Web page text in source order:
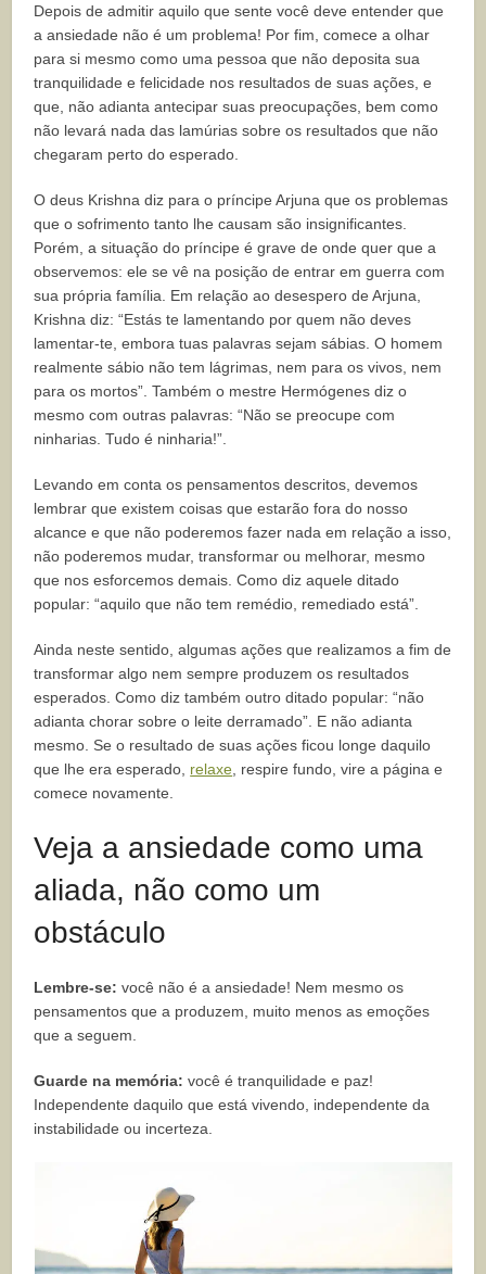
Depois de admitir aquilo que sente você deve entender que
a ansiedade não é um problema! Por fim, comece a olhar
para si mesmo como uma pessoa que não deposita sua
tranquilidade e felicidade nos resultados de suas ações, e
que, não adianta antecipar suas preocupações, bem como
não levará nada das lamúrias sobre os resultados que não
chegaram perto do esperado.
O deus Krishna diz para o príncipe Arjuna que os problemas
que o sofrimento tanto lhe causam são insignificantes.
Porém, a situação do príncipe é grave de onde quer que a
observemos: ele se vê na posição de entrar em guerra com
sua própria família. Em relação ao desespero de Arjuna,
Krishna diz: “Estás te lamentando por quem não deves
lamentar-te, embora tuas palavras sejam sábias. O homem
realmente sábio não tem lágrimas, nem para os vivos, nem
para os mortos”. Também o mestre Hermógenes diz o
mesmo com outras palavras: “Não se preocupe com
ninharias. Tudo é ninharia!”.
Levando em conta os pensamentos descritos, devemos
lembrar que existem coisas que estarão fora do nosso
alcance e que não poderemos fazer nada em relação a isso,
não poderemos mudar, transformar ou melhorar, mesmo
que nos esforcemos demais. Como diz aquele ditado
popular: “aquilo que não tem remédio, remediado está”.
Ainda neste sentido, algumas ações que realizamos a fim de
transformar algo nem sempre produzem os resultados
esperados. Como diz também outro ditado popular: “não
adianta chorar sobre o leite derramado”. E não adianta
mesmo. Se o resultado de suas ações ficou longe daquilo
que lhe era esperado, relaxe, respire fundo, vire a página e
comece novamente.
Veja a ansiedade como uma
aliada, não como um
obstáculo
Lembre-se: você não é a ansiedade! Nem mesmo os
pensamentos que a produzem, muito menos as emoções
que a seguem.
Guarde na memória: você é tranquilidade e paz!
Independente daquilo que está vivendo, independente da
instabilidade ou incerteza.